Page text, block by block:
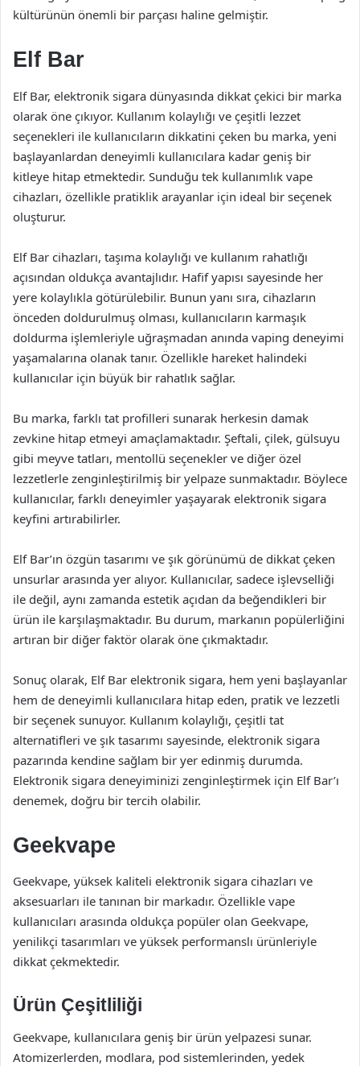
kültürünün önemli bir parçası haline gelmiştir.
Elf Bar
Elf Bar, elektronik sigara dünyasında dikkat çekici bir marka
olarak öne çıkıyor. Kullanım kolaylığı ve çeşitli lezzet
seçenekleri ile kullanıcıların dikkatini çeken bu marka, yeni
başlayanlardan deneyimli kullanıcılara kadar geniş bir
kitleye hitap etmektedir. Sunduğu tek kullanımlık vape
cihazları, özellikle pratiklik arayanlar için ideal bir seçenek
oluşturur.
Elf Bar cihazları, taşıma kolaylığı ve kullanım rahatlığı
açısından oldukça avantajlıdır. Hafif yapısı sayesinde her
yere kolaylıkla götürülebilir. Bunun yanı sıra, cihazların
önceden doldurulmuş olması, kullanıcıların karmaşık
doldurma işlemleriyle uğraşmadan anında vaping deneyimi
yaşamalarına olanak tanır. Özellikle hareket halindeki
kullanıcılar için büyük bir rahatlık sağlar.
Bu marka, farklı tat profilleri sunarak herkesin damak
zevkine hitap etmeyi amaçlamaktadır. Şeftali, çilek, gülsuyu
gibi meyve tatları, mentollü seçenekler ve diğer özel
lezzetlerle zenginleştirilmiş bir yelpaze sunmaktadır. Böylece
kullanıcılar, farklı deneyimler yaşayarak elektronik sigara
keyfini artırabilirler.
Elf Bar’ın özgün tasarımı ve şık görünümü de dikkat çeken
unsurlar arasında yer alıyor. Kullanıcılar, sadece işlevselliği
ile değil, aynı zamanda estetik açıdan da beğendikleri bir
ürün ile karşılaşmaktadır. Bu durum, markanın popülerliğini
artıran bir diğer faktör olarak öne çıkmaktadır.
Sonuç olarak, Elf Bar elektronik sigara, hem yeni başlayanlar
hem de deneyimli kullanıcılara hitap eden, pratik ve lezzetli
bir seçenek sunuyor. Kullanım kolaylığı, çeşitli tat
alternatifleri ve şık tasarımı sayesinde, elektronik sigara
pazarında kendine sağlam bir yer edinmiş durumda.
Elektronik sigara deneyiminizi zenginleştirmek için Elf Bar’ı
denemek, doğru bir tercih olabilir.
Geekvape
Geekvape, yüksek kaliteli elektronik sigara cihazları ve
aksesuarları ile tanınan bir markadır. Özellikle vape
kullanıcıları arasında oldukça popüler olan Geekvape,
yenilikçi tasarımları ve yüksek performanslı ürünleriyle
dikkat çekmektedir.
Ürün Çeşitliliği
Geekvape, kullanıcılara geniş bir ürün yelpazesi sunar.
Atomizerlerden, modlara, pod sistemlerinden, yedek